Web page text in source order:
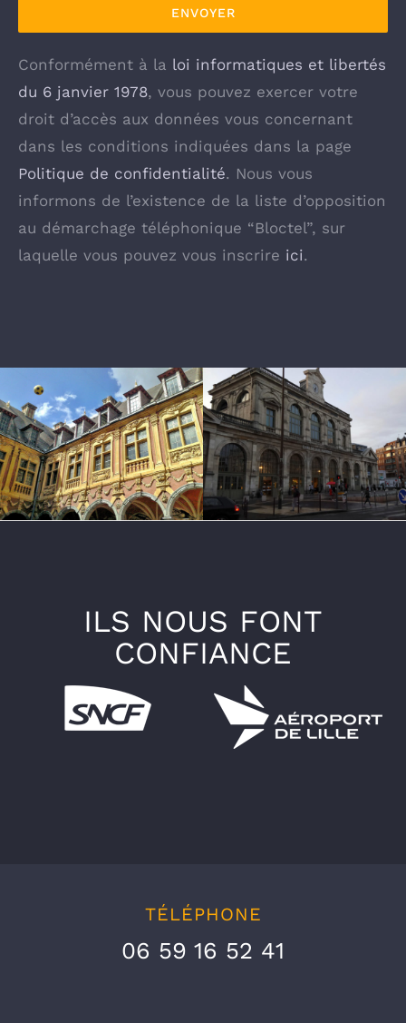
Conformément à la loi informatiques et libertés
du 6 janvier 1978, vous pouvez exercer votre
droit d’accès aux données vous concernant
dans les conditions indiquées dans la page
Politique de confidentialité. Nous vous
informons de l’existence de la liste d’opposition
au démarchage téléphonique “Bloctel”, sur
laquelle vous pouvez vous inscrire ici.
ILS NOUS FONT
CONFIANCE
TÉLÉPHONE
06 59 16 52 41